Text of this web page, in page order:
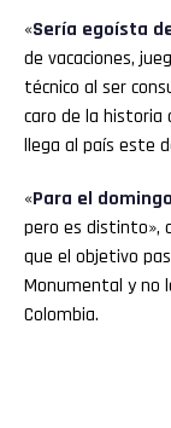
«Sería egoísta
de vacaciones,
técnico al ser
caro de la historia
llega al país este
«Para el
pero es distinto»,
que el objetivo
Monumental y no
Colombia.